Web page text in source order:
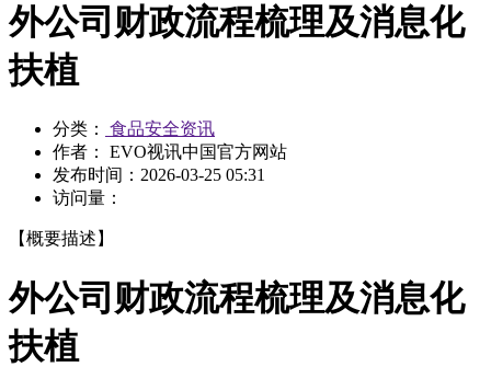
外公司财政流程梳理及消息化
扶植
分类：
食品安全资讯
作者： EVO视讯中国官方网站
发布时间： 2026-03-25 05:31
访问量：
【概要描述】
外公司财政流程梳理及消息化
扶植